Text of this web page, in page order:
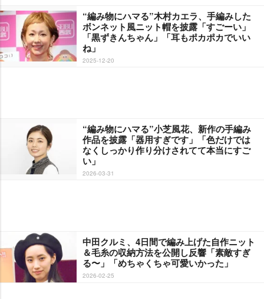
“編み物にハマる”木村カエラ、手編みした
ボンネット風ニット帽を披露「すごーい」
「黒ずきんちゃん」「耳もポカポカでいい
ね」
2025-12-20
“編み物にハマる”小芝風花、新作の手編み
作品を披露「器用すぎです」「色だけでは
なくしっかり作り分けされてて本当にすご
い」
2026-03-31
中田クルミ、4日間で編み上げた自作ニット
＆毛糸の収納方法を公開し反響「素敵すぎ
る〜」「めちゃくちゃ可愛いかった」
2026-02-25